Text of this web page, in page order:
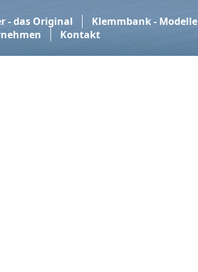
- das Original Klemmbank - Modelle
Kontakt